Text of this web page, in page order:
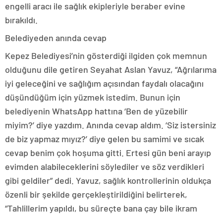
engelli aracı ile sağlık ekipleriyle beraber evine
bırakıldı.
Belediyeden anında cevap
Kepez Belediyesi’nin gösterdiği ilgiden çok memnun
olduğunu dile getiren Seyahat Aslan Yavuz, “Ağrılarıma
iyi geleceğini ve sağlığım açısından faydalı olacağını
düşündüğüm için yüzmek istedim. Bunun için
belediyenin WhatsApp hattına ‘Ben de yüzebilir
miyim?’ diye yazdım. Anında cevap aldım. ‘Siz istersiniz
de biz yapmaz mıyız?’ diye gelen bu samimi ve sıcak
cevap benim çok hoşuma gitti. Ertesi gün beni arayıp
evimden alabileceklerini söylediler ve söz verdikleri
gibi geldiler” dedi. Yavuz, sağlık kontrollerinin oldukça
özenli bir şekilde gerçekleştirildiğini belirterek,
“Tahlillerim yapıldı, bu süreçte bana çay bile ikram